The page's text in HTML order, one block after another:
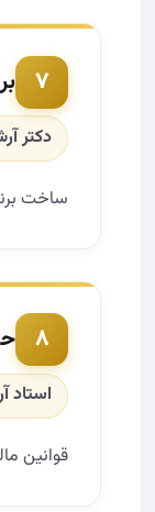
۷
دکتر
ساخت
۸
استاد
قوانین